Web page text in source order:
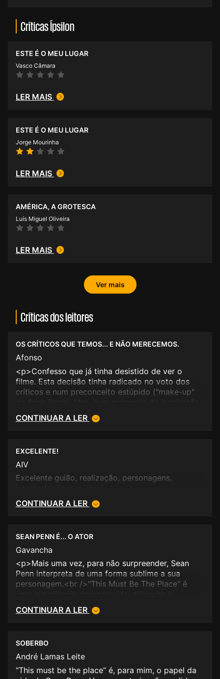
Críticas Ípsilon
ESTE É O MEU LUGAR
Vasco Câmara
LER MAIS
ESTE É O MEU LUGAR
Jorge Mourinha
LER MAIS
AMÉRICA, A GROTESCA
Luís Miguel Oliveira
LER MAIS
Ver mais
Críticas dos leitores
OS CRÍTICOS QUE TEMOS... E NÃO MERECEMOS.
Afonso
<p>Confesso que já tinha desistido de ver o
filme. Esta decisão tinha radicado no voto dos
críticos e num preconceito estúpido ("make-up"
excepcional (goste-se ou não da "vozinha
impressiona, entre outras, é o do corpo enrugado,
nu e enregelado do ex-carcereiro nazi. Sem
dúvida um belíssimo filme sobre a redenção, quer
de "Cheyenne", quer do ex-carcereiro.</p>
CONTINUAR A LER
EXCELENTE!
AIV
Excelente guião, realização, personagens,
CONTINUAR A LER
SEAN PENN É... O ATOR
Gavancha
<p>Mais uma vez, para não surpreender, Sean
Penn interpreta de uma forma sublime a sua
personagem.<br />"This Must Be The Place" é
introspectiva de cinema.<br />Regale-se com a
mais adorável estrela do rock na reforma.</p>
CONTINUAR A LER
SOBERBO
André Lamas Leite
“This must be the place” é, para mim, o papel da